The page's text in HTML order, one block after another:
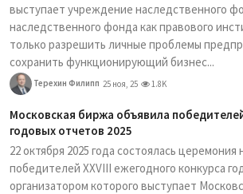
выступает учреждение наследственного
наследственного фонда как правового
только разрешить личные проблемы
сохранить функционирующий бизнес...
Терехин Филипп 25 ноя, 25 1.8K
Московская биржа объявила
годовых отчетов 2025
22 октября 2025 года состоялась
победителей XXVIII ежегодного конкурса
организатором которого выступает